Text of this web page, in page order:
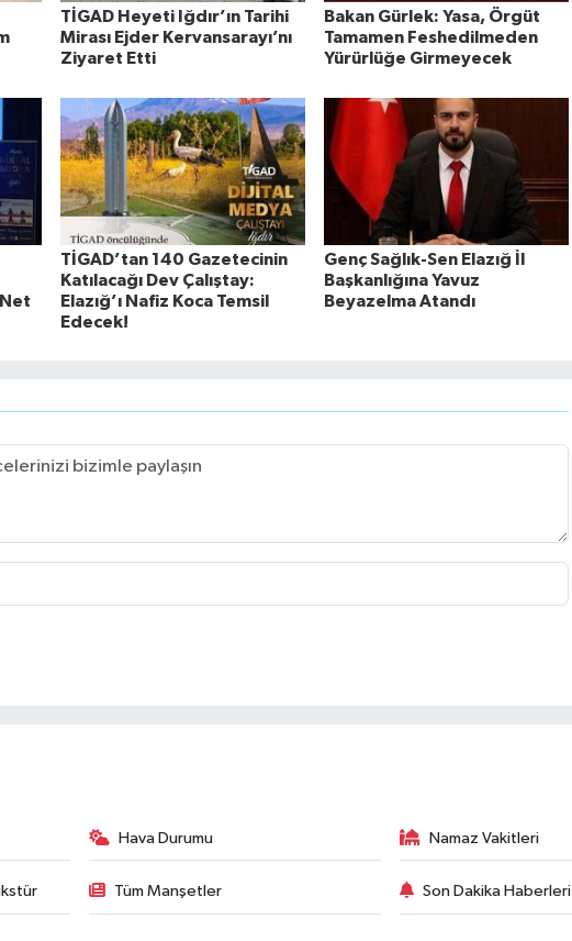
TİGAD Heyeti Iğdır’ın Tarihi
Mirası Ejder Kervansarayı’nı
Ziyaret Etti
Bakan Gürlek: Yasa, Örgüt
Tamamen Feshedilmeden
Yürürlüğe Girmeyecek
TİGAD’tan 140 Gazetecinin
Katılacağı Dev Çalıştay:
Elazığ’ı Nafiz Koca Temsil
Edecek!
Genç Sağlık-Sen Elazığ İl
Başkanlığına Yavuz
Beyazelma Atandı
Hava Durumu Namaz Vakitleri
Tüm Manşetler Son Dakika Haberleri